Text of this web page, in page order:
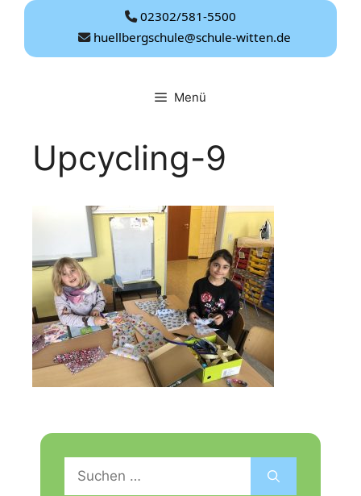
Zum
springen
02302/581-5500
huellbergschule@schule-witten.de
Menü
Upcycling-9
Suchen
nach: